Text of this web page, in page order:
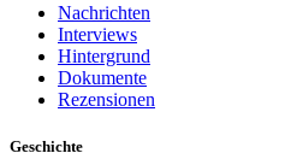
Nachrichten
Interviews
Hintergrund
Dokumente
Rezensionen
Geschichte